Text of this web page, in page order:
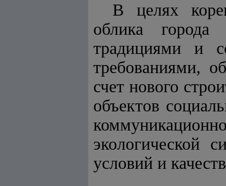
В целях
облика
традициями и
требованиями,
счет нового
объектов
экологической
условий и